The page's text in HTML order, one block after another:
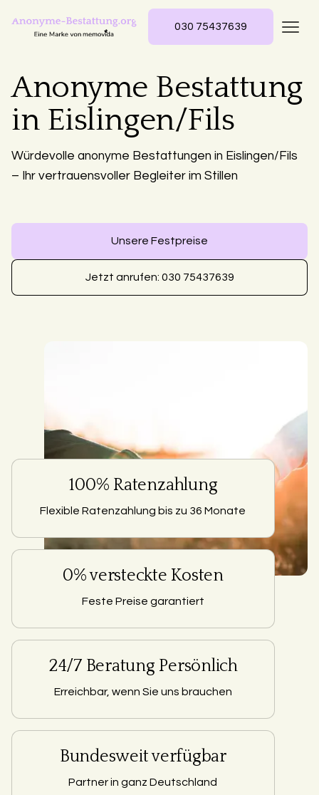
030 75437639
Anonyme Bestattung
in Eislingen/Fils
Würdevolle anonyme Bestattungen in Eislingen/Fils
– Ihr vertrauensvoller Begleiter im Stillen
Unsere Festpreise
Jetzt anrufen: 030 75437639
100% Ratenzahlung
Flexible Ratenzahlung bis zu 36 Monate
0% versteckte Kosten
Feste Preise garantiert
24/7 Beratung Persönlich
Erreichbar, wenn Sie uns brauchen
Bundesweit verfügbar
Partner in ganz Deutschland